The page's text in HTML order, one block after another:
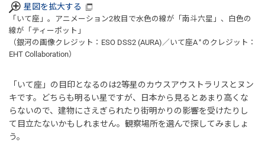
星図を拡大する
「いて座」。アニメーション2枚目で水色の線が「南斗六星」、白色の
線が「ティーポット」
（銀河の画像クレジット：ESO DSS2 (AURA)／いて座A* のクレジット：
EHT Collaboration）
「いて座」の目印となるのは2等星のカウスアウストラリスとヌン
キです。どちらも明るい星ですが、日本から見るとあまり高くな
らないので、建物にさえぎられたり街明かりの影響を受けたりし
て目立たないかもしれません。観察場所を選んで探してみましょ
う。